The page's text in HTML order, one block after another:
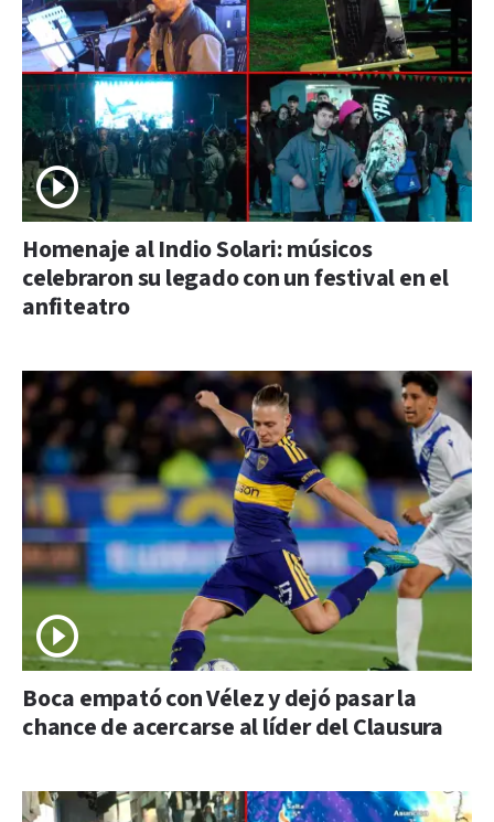
Homenaje al Indio Solari: músicos
celebraron su legado con un festival en el
anfiteatro
Boca empató con Vélez y dejó pasar la
chance de acercarse al líder del Clausura